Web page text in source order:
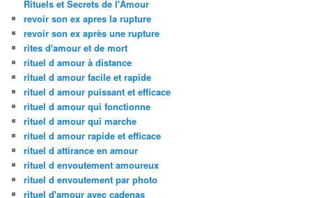
Rituels et Secrets de l'Amour
revoir son ex apres la rupture
revoir son ex après une rupture
rites d'amour et de mort
rituel d amour à distance
rituel d amour facile et rapide
rituel d amour puissant et efficace
rituel d amour qui fonctionne
rituel d amour qui marche
rituel d amour rapide et efficace
rituel d attirance en amour
rituel d envoutement amoureux
rituel d envoutement par photo
rituel d'amour avec cadenas